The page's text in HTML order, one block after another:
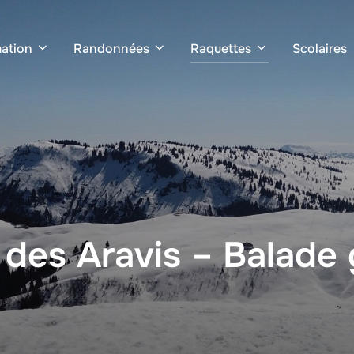
Randonnées Raquettes Scolaires
Aravis –